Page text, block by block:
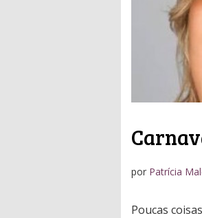
por Patrícia
Poucas